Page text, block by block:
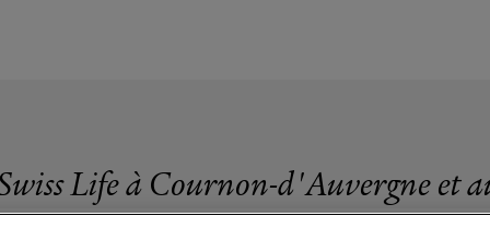
Swiss Life à Cournon-d'Auvergne et